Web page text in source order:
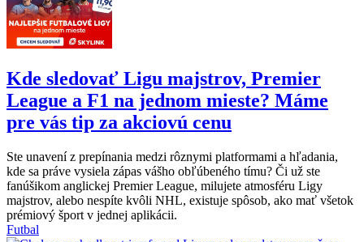
Kde sledovať Ligu majstrov, Premier
League a F1 na jednom mieste? Máme
pre vás tip za akciovú cenu
Ste unavení z prepínania medzi rôznymi platformami a hľadania,
kde sa práve vysiela zápas vášho obľúbeného tímu? Či už ste
fanúšikom anglickej Premier League, milujete atmosféru Ligy
majstrov, alebo nespíte kvôli NHL, existuje spôsob, ako mať všetok
prémiový šport v jednej aplikácii.
Futbal